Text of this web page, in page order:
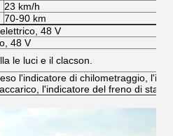
23 km/h
70-90 km
48 V
48 V
le luci e il clacson.
l'indicatore di chilometraggio,
l'indicatore del freno di